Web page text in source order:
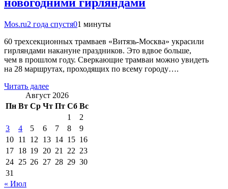
Mos.ru2 года спустя01 минуты
60 трехсекционных трамваев «Витязь-Москва» украсили
гирляндами накануне праздников. Это вдвое больше,
чем в прошлом году. Сверкающие трамваи можно увидеть
на 28 маршрутах, проходящих по всему городу….
Читать далее
Август 2026
Пн Вт Ср Чт Пт Сб Вс
1
2
3
4 5 6 7 8
9
10 11 12 13 14 15 16
17 18 19 20 21 22 23
24 25 26 27 28 29 30
31
« Июл